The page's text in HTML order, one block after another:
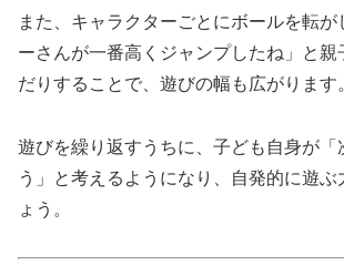
また、キャラクターごとにボールを転
ーさんが一番高くジャンプしたね」と親
だりすることで、遊びの幅も広がります
遊びを繰り返すうちに、子ども自身が「
う」と考えるようになり、自発的に遊ぶ
ょう。